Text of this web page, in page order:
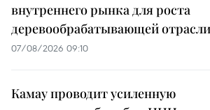
внутреннего рынка для роста
деревообрабатывающей отрасли
07/08/2026 09:10
Камау проводит усиленную